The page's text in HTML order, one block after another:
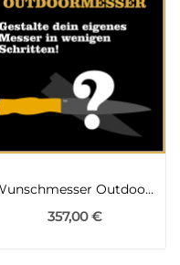
Wunschmesser Outdoormesser
357,00 €